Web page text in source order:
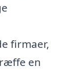
firmaer,
en